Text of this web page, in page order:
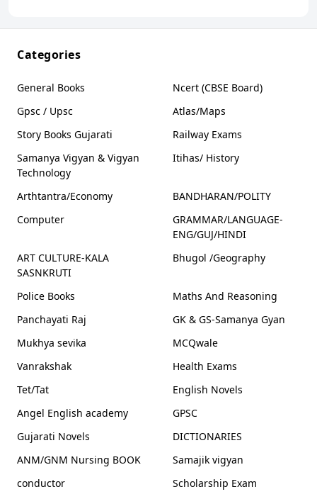
Publication
Publication
Categories
General Books
Ncert (CBSE Board)
Gpsc / Upsc
Atlas/Maps
Story Books Gujarati
Railway Exams
Samanya Vigyan & Vigyan
Technology
Itihas/ History
Arthtantra/Economy
BANDHARAN/POLITY
Computer
GRAMMAR/LANGUAGE-
ENG/GUJ/HINDI
ART CULTURE-KALA
SASNKRUTI
Bhugol /Geography
Police Books
Maths And Reasoning
Panchayati Raj
GK & GS-Samanya Gyan
Mukhya sevika
MCQwale
Vanrakshak
Health Exams
Tet/Tat
English Novels
Angel English academy
GPSC
Gujarati Novels
DICTIONARIES
ANM/GNM Nursing BOOK
Samajik vigyan
conductor
Scholarship Exam